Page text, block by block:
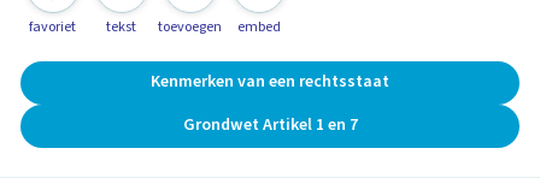
favoriet tekst toevoegen embed
Kenmerken van een rechtsstaat
Grondwet Artikel 1 en 7